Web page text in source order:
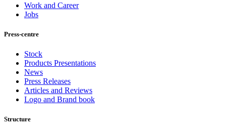
Work and Career
Jobs
Press-centre
Stock
Products Presentations
News
Press Releases
Articles and Reviews
Logo and Brand book
Structure